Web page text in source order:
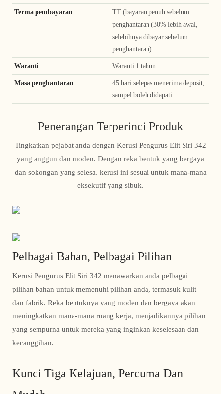
Terma pembayaran
TT (bayaran penuh sebelum
penghantaran (30% lebih awal,
selebihnya dibayar sebelum
penghantaran).
Waranti Waranti 1 tahun
Masa penghantaran
45 hari selepas menerima deposit,
sampel boleh didapati
Penerangan Terperinci Produk
Tingkatkan pejabat anda dengan Kerusi Pengurus Elit Siri 342
yang anggun dan moden. Dengan reka bentuk yang bergaya
dan sokongan yang selesa, kerusi ini sesuai untuk mana-mana
eksekutif yang sibuk.
Pelbagai Bahan, Pelbagai Pilihan
Kerusi Pengurus Elit Siri 342 menawarkan anda pelbagai
pilihan bahan untuk memenuhi pilihan anda, termasuk kulit
dan fabrik. Reka bentuknya yang moden dan bergaya akan
meningkatkan mana-mana ruang kerja, menjadikannya pilihan
yang sempurna untuk mereka yang inginkan keselesaan dan
kecanggihan.
Kunci Tiga Kelajuan, Percuma Dan